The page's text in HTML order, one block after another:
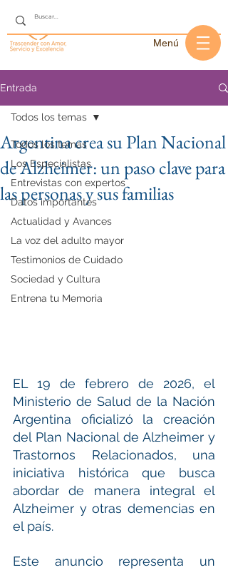
Menú
Entrada
Todos los temas
Los Especialistas
Entrevistas con expertos
Datos importantes
Actualidad y Avances
La voz del adulto mayor
Testimonios de Cuidado
Sociedad y Cultura
Entrena tu Memoria
Todos los temas
Argentina crea su Plan Nacional
de Alzheimer: un paso clave para
las personas y sus familias
EL 19 de febrero de 2026, el
Ministerio de Salud de la Nación
Argentina oficializó la creación
del Plan Nacional de Alzheimer y
Trastornos Relacionados, una
iniciativa histórica que busca
abordar de manera integral el
Alzheimer y otras demencias en
el país.
Este anuncio representa un